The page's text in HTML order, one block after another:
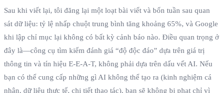
Sau khi viết lại, tôi đăng lại một loạt bài viết và bốn tuần sau quan
sát dữ liệu: tỷ lệ nhấp chuột trung bình tăng khoảng 65%, và Google
khi lập chỉ mục lại không có bất kỳ cảnh báo nào. Điều quan trọng ở
đây là—công cụ tìm kiếm đánh giá “độ độc đáo” dựa trên giá trị
thông tin và tín hiệu E‑E‑A‑T, không phải dựa trên dấu vết AI. Nếu
bạn có thể cung cấp những gì AI không thể tạo ra (kinh nghiệm cá
nhân, dữ liệu thực tế, chi tiết thao tác), bạn sẽ không bị phạt chỉ vì